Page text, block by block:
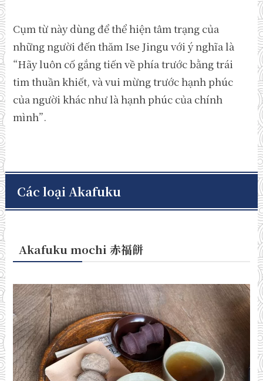
Cụm từ này dùng để thể hiện tâm trạng của
những người đến thăm Ise Jingu với ý nghĩa là
“Hãy luôn cố gắng tiến về phía trước bằng trái
tim thuần khiết, và vui mừng trước hạnh phúc
của người khác như là hạnh phúc của chính
mình”.
Các loại Akafuku
Akafuku mochi 赤福餅